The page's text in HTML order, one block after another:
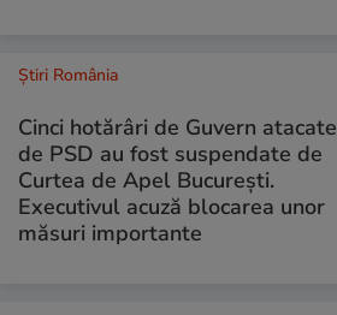
Știri România
Cinci hotărâri de Guvern atacate
de PSD au fost suspendate de
Curtea de Apel București.
Executivul acuză blocarea unor
măsuri importante